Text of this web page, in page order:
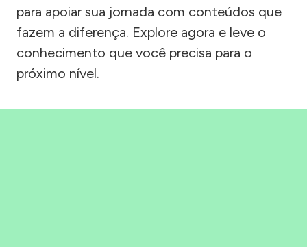
para apoiar sua jornada com conteúdos que
fazem a diferença. Explore agora e leve o
conhecimento que você precisa para o
próximo nível.